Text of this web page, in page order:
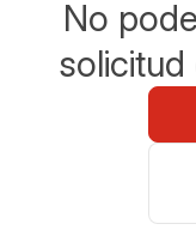
No